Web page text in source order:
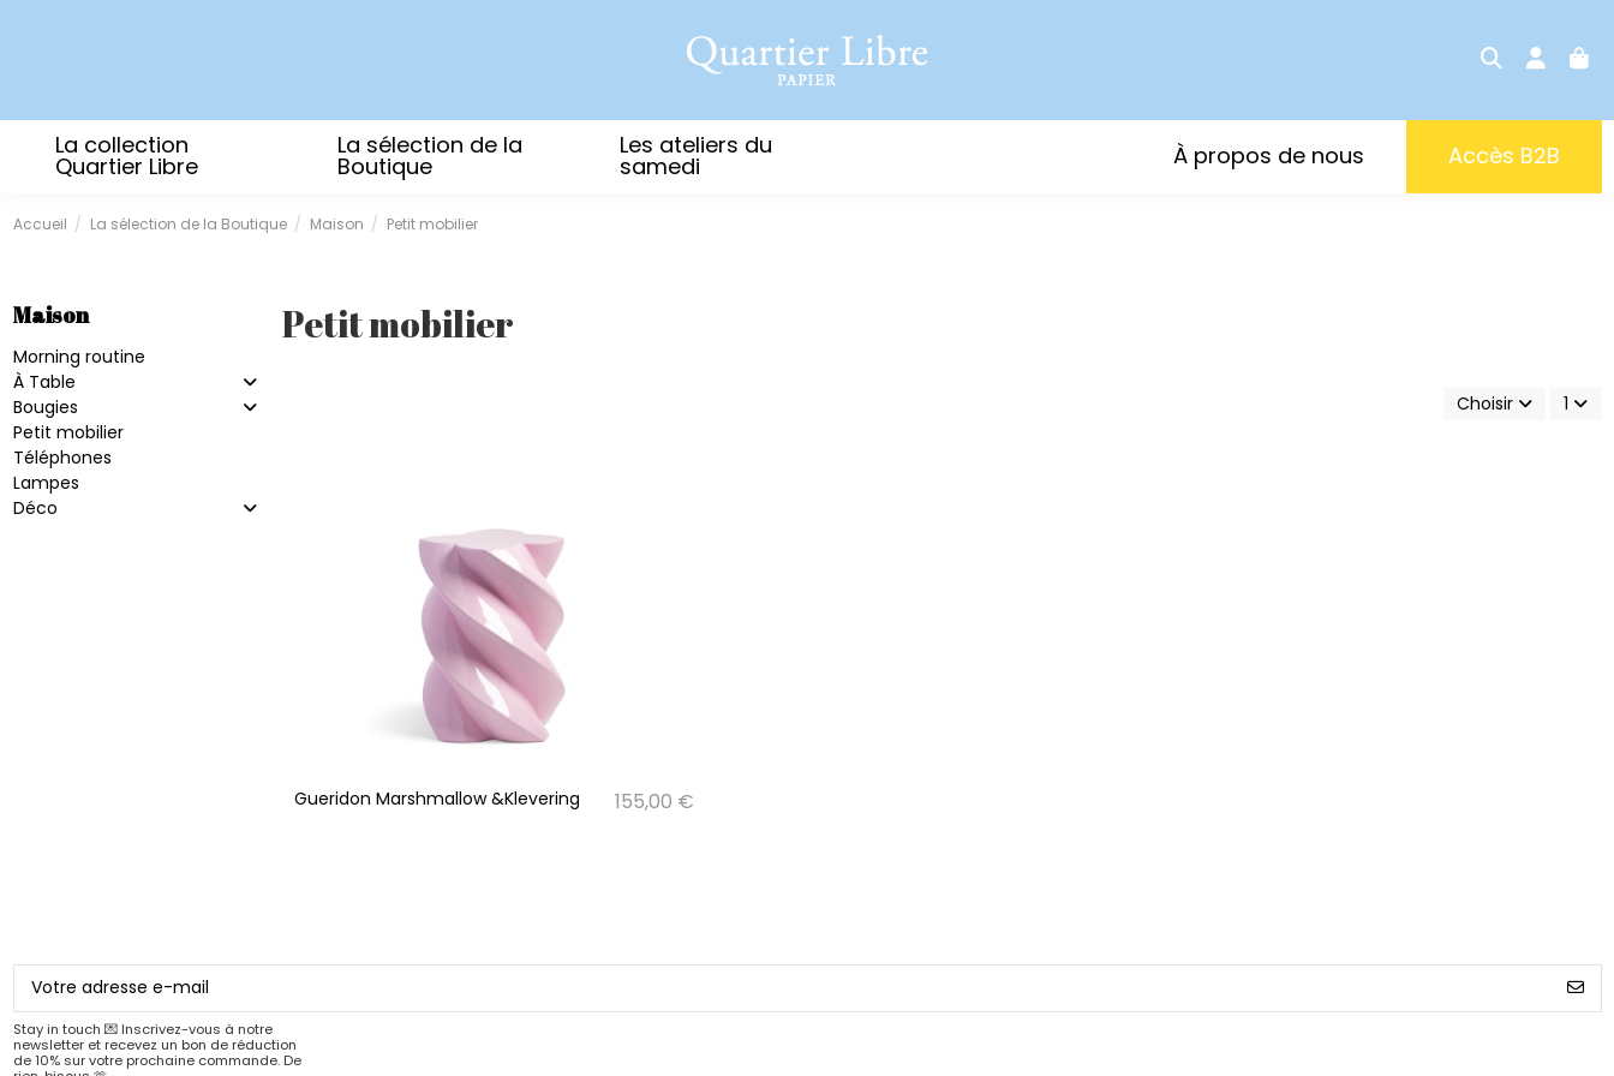
La collection
Quartier Libre
La sélection de la
Boutique
Les ateliers du
samedi Accès B2B
À propos de nous
Accueil La sélection de la Boutique Maison Petit mobilier
Petit mobilier
Choisir 1
Gueridon Marshmallow &Klevering 155,00 €
Maison
Morning routine
À Table
Bougies
Petit mobilier
Téléphones
Lampes
Déco
Stay in touch 💌 Inscrivez-vous à notre
newsletter et recevez un bon de réduction
de 10% sur votre prochaine commande. De